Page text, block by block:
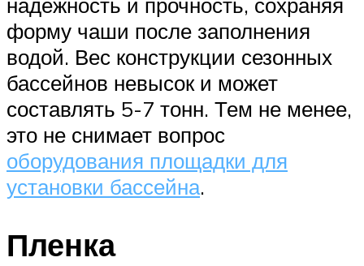
форму чаши после заполнения
водой. Вес конструкции сезонных
бассейнов невысок и может
составлять 5-7 тонн. Тем не менее,
это не снимает вопрос
оборудования площадки для
установки бассейна.
Пленка